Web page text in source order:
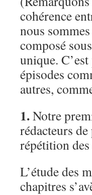
cohérence
nous
composé
unique.
épisodes
autres,
1.Notre
rédacteurs
répétition
L’étude des
chapitres